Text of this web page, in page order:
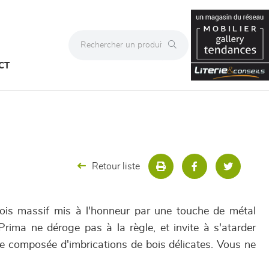
Retour liste
massif mis à l'honneur par une touche de métal
ne déroge pas à la règle, et invite à s'atarder
composée d'imbrications de bois délicates. Vous ne